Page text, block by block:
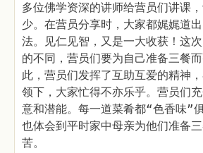
多位佛学资深的讲师给营员们讲课
少。在营员分享时，大家都娓娓道
法。见仁见智，又是一大收获！这
的不同，营员们要为自己准备三餐
此，营员们发挥了互助互爱的精神
领下，大家忙得不亦乐乎。营员们
意和潜能。每一道菜肴都“色香味”
也体会到平时家中母亲为他们准备
苦。